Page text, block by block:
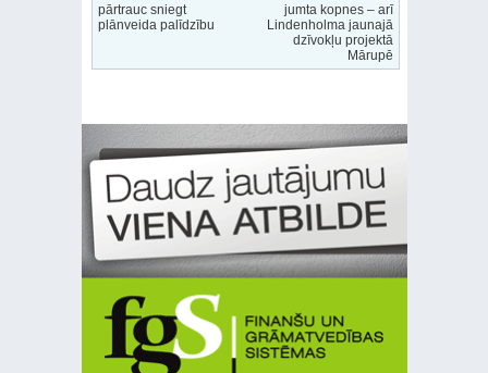
pārtrauc sniegt
plānveida palīdzību
jumta kopnes – arī
Lindenholma jaunajā
dzīvokļu projektā
Mārupē